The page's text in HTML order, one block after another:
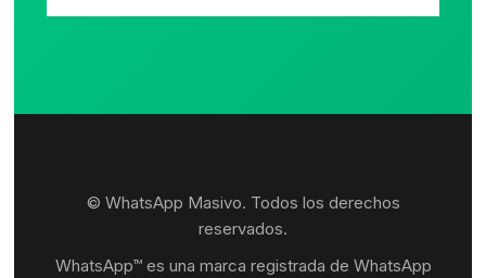
© WhatsApp Masivo. Todos los derechos
reservados.
WhatsApp™ es una marca registrada de WhatsApp